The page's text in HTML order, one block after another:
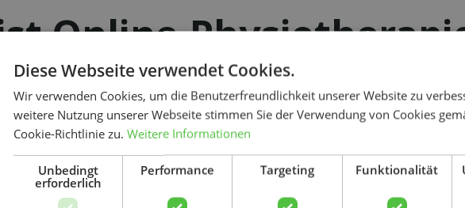
Suchen
Online-
Wahl?
wenn Sie
haben
Günstiger als eine normale
Physiopraxis
Diese Webseite verwendet Cookies.
Wir verwenden Cookies, um die Benutzerfreundlichkeit unserer Website zu
weitere Nutzung unserer Webseite stimmen Sie der Verwendung von Cookies
Cookie-Richtlinie zu. Weitere Informationen
Unbedingt
erforderlich
Performance Targeting Funktionalität